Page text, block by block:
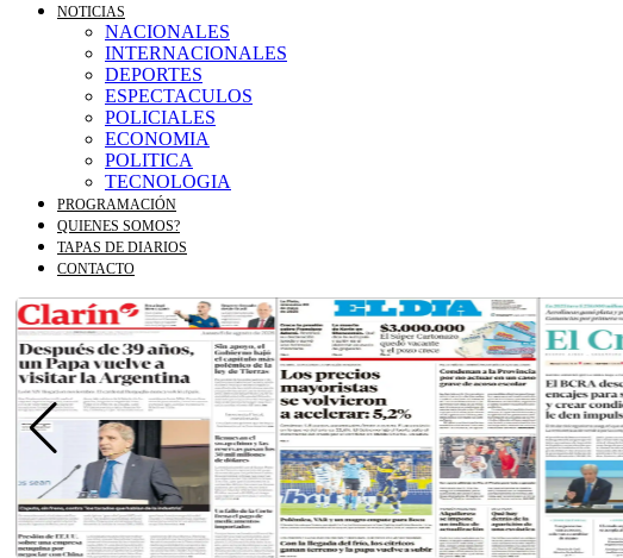
NOTICIAS
NACIONALES
INTERNACIONALES
DEPORTES
ESPECTACULOS
POLICIALES
ECONOMIA
POLITICA
TECNOLOGIA
PROGRAMACIÓN
QUIENES SOMOS?
TAPAS DE DIARIOS
CONTACTO